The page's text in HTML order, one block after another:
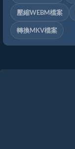
壓縮WEBM檔案
轉換MKV檔案